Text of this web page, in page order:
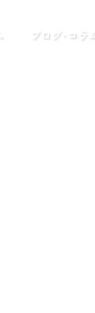
ブログ･コラム